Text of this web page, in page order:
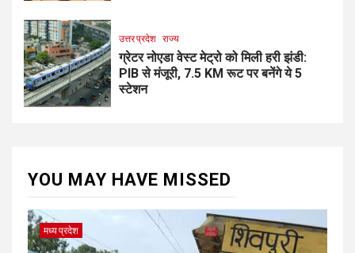
उत्तर प्रदेश राज्य
ग्रेटर नोएडा वेस्ट मेट्रो को मिली हरी झंडी:
PIB से मंजूरी, 7.5 KM रूट पर बनेंगे ये 5
स्टेशन
YOU MAY HAVE MISSED
मध्य प्रदेश